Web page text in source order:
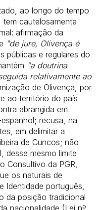
ao longo do tempo
tem cautelosamente
afirmação da
"de jure, Olivença é
públicas e regulares do
"a doutrina
relativamente ao
de Olivença, por
ao território do país
abrangida em
recusa, na
em delimitar a
de Cuncos; não
desse mesmo limite
Consultivo da PGR,
os naturais de
Identidade português,
da posição tradicional